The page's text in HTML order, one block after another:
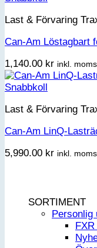
Last & Förvaring
Can-Am Löstagbart
1,140.00 kr inkl. moms
Snabbkoll
Last & Förvaring
Can-Am LinQ-
5,990.00 kr inkl. moms
SORTIMENT
Personlig